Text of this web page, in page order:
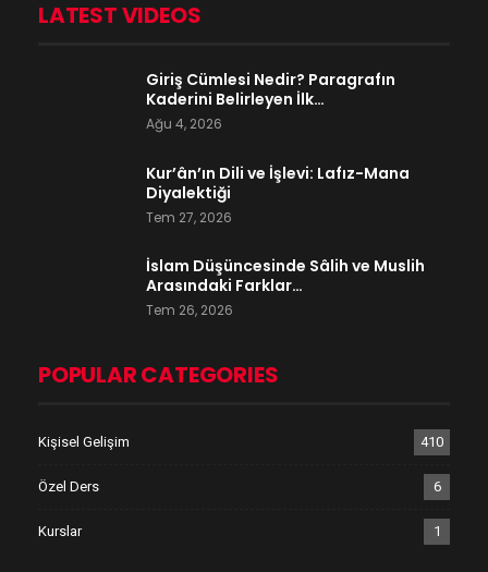
LATEST VIDEOS
Giriş Cümlesi Nedir? Paragrafın
Kaderini Belirleyen İlk…
Ağu 4, 2026
Kur’ân’ın Dili ve İşlevi: Lafız-Mana
Diyalektiği
Tem 27, 2026
İslam Düşüncesinde Sâlih ve Muslih
Arasındaki Farklar…
Tem 26, 2026
POPULAR CATEGORIES
Kişisel Gelişim 410
Özel Ders 6
Kurslar 1